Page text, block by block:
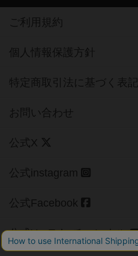
ご利用規約
個人情報保護方針
特定商取引法に基づく表記
お問い合わせ
公式X
公式instagram
公式Facebook
公式YouTubeチャンネル